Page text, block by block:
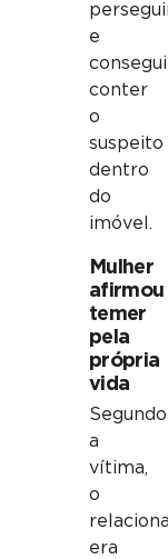
e
conter
o
suspeito
dentro
do
imóvel.
Mulher
afirmou
temer
pela
própria
vida
Segundo
a
vítima,
o
era